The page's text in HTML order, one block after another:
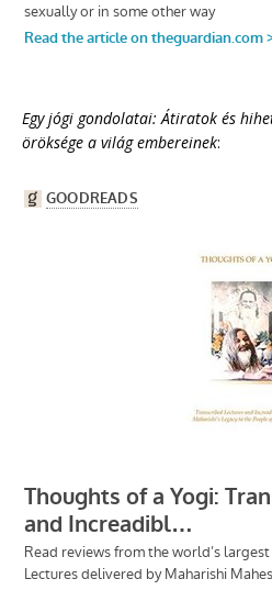
Egy jógi gondolatai: Átiratok és
öröksége a világ embereinek: